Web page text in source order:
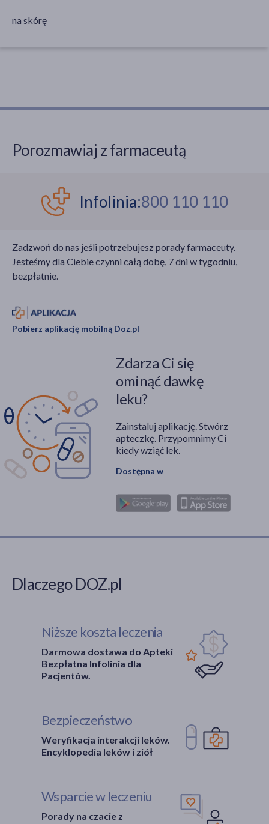
na skórę
Porozmawiaj z farmaceutą
Infolinia:800 110 110
Zadzwoń do nas jeśli potrzebujesz porady farmaceuty.
Jesteśmy dla Ciebie czynni całą dobę, 7 dni w tygodniu,
bezpłatnie.
Pobierz aplikację mobilną Doz.pl
Zdarza Ci się
ominąć dawkę
leku?
Zainstaluj aplikację. Stwórz
apteczkę. Przypomnimy Ci
kiedy wziąć lek.
Dostępna w
Dlaczego DOZ.pl
Niższe koszta leczenia
Darmowa dostawa do Apteki
Bezpłatna Infolinia dla
Pacjentów.
Bezpieczeństwo
Weryfikacja interakcji leków.
Encyklopedia leków i ziół
Wsparcie w leczeniu
Porady na czacie z